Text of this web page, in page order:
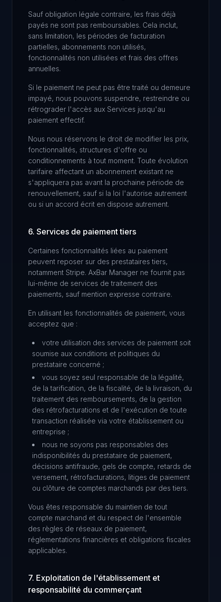
Sauf obligation légale contraire, les frais déjà
payés ne sont pas remboursables. Cela inclut,
sans limitation, les périodes de facturation
partielles, abonnements non utilisés,
fonctionnalités non utilisées et frais des offres
annuelles.
Si le paiement ne peut pas être traité ou demeure
impayé, nous pouvons suspendre, restreindre ou
rétrograder l'accès aux Services jusqu'au
paiement effectif.
Nous nous réservons le droit de modifier les prix,
fonctionnalités, structures d'offre ou
conditionnements à tout moment. Toute évolution
tarifaire affectant un abonnement existant ne
s'appliquera pas avant la prochaine période de
renouvellement, sauf si la loi l'autorise autrement
ou si un accord écrit en dispose autrement.
6. Services de paiement tiers
Certaines fonctionnalités liées au paiement
peuvent reposer sur des prestataires tiers,
notamment Stripe. AxBar Manager ne fournit pas
lui-même de services de traitement des
paiements, sauf mention expresse contraire.
En utilisant les fonctionnalités de paiement, vous
acceptez que :
votre utilisation des services de paiement soit
soumise aux conditions et politiques du
prestataire concerné ;
vous soyez seul responsable de la légalité,
de la tarification, de la fiscalité, de la livraison, du
traitement des remboursements, de la gestion
des rétrofacturations et de l'exécution de toute
transaction réalisée via votre établissement ou
entreprise ;
nous ne soyons pas responsables des
indisponibilités du prestataire de paiement,
décisions antifraude, gels de compte, retards de
versement, rétrofacturations, litiges de paiement
ou clôture de comptes marchands par des tiers.
Vous êtes responsable du maintien de tout
compte marchand et du respect de l'ensemble
des règles de réseaux de paiement,
réglementations financières et obligations fiscales
applicables.
7. Exploitation de l'établissement et
responsabilité du commerçant